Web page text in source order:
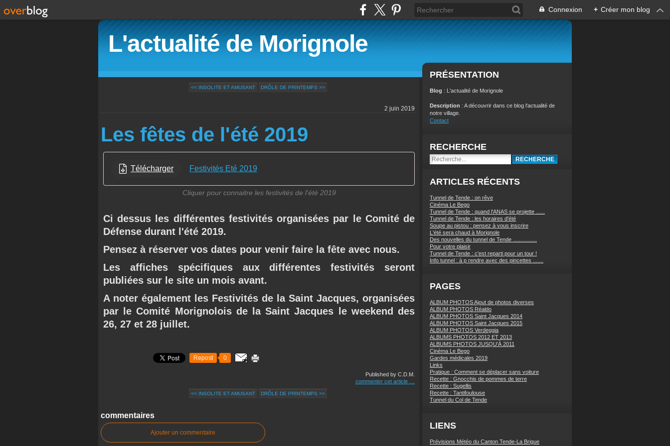
Connexion + Créer mon blog
L'actualité de Morignole
<< INSOLITE ET AMUSANT DRÔLE DE PRINTEMPS >>
2 juin 2019
Les fêtes de l'été 2019
Télécharger Festivités Eté 2019
Cliquer pour connaitre les festivités de l'été 2019
Ci dessus les différentes festivités organisées par le Comité de
Défense durant l'été 2019.
Pensez à réserver vos dates pour venir faire la fête avec nous.
Les affiches spécifiques aux différentes festivités seront
publiées sur le site un mois avant.
A noter également les Festivités de la Saint Jacques, organisées
par le Comité Morignolois de la Saint Jacques le weekend des
26, 27 et 28 juillet.
Repost 0
Published by C.D.M.
commenter cet article
<< INSOLITE ET AMUSANT DRÔLE DE PRINTEMPS >>
commentaires
Ajouter un commentaire
PRÉSENTATION
Blog : L'actualité de Morignole
Description : A découvrir dans ce blog l'actualité de
notre village.
Contact
RECHERCHE
ARTICLES RÉCENTS
Tunnel de Tende : on rêve
Cinéma Le Bego
Tunnel de Tende : quand l'ANAS se projette ......
Tunnel de Tende : les horaires d'été
Soupe au pistou : pensez à vous inscrire
L'été sera chaud à Morignole
Des nouvelles du tunnel de Tende ................
Pour votre plaisir
Tunnel de Tende : c'est reparti pour un tour !
Info tunnel : à p rendre avec des pincettes .......
PAGES
ALBUM PHOTOS Ajout de photos diverses
ALBUM PHOTOS Réaldo
ALBUM PHOTOS Saint Jacques 2014
ALBUM PHOTOS Saint Jacques 2015
ALBUM PHOTOS Verdeggia
ALBUMS PHOTOS 2012 ET 2013
ALBUMS PHOTOS JUSQU’À 2011
Cinéma Le Bego
Gardes médicales 2019
Links
Pratique : Comment se déplacer sans voiture
Recette : Gnocchis de pommes de terre
Recette : Sugellis
Recette : Tantifoulouse
Tunnel du Col de Tende
LIENS
Prévisions Météo du Canton Tende-La Brigue